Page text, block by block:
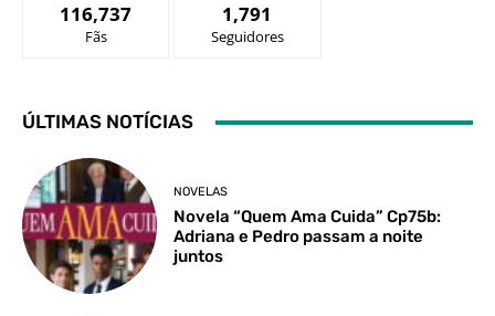
116,737
Fãs
1,791
Seguidores
ÚLTIMAS NOTÍCIAS
NOVELAS
Novela “Quem Ama Cuida” Cp75b:
Adriana e Pedro passam a noite
juntos